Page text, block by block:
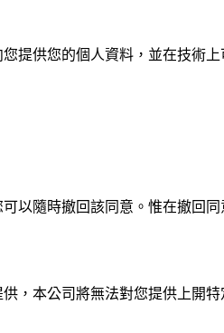
提供您的個人資料，並在技術
以隨時撤回該同意。惟在撤回
，本公司將無法對您提供上開特